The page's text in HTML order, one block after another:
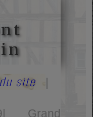
site
Grand